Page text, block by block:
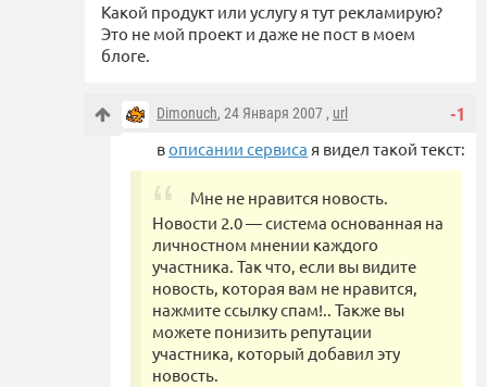
Какой продукт или услугу я тут рекламирую?
Это не мой проект и даже не пост в моем
блоге.
-1
Dimonuch, 24 Января 2007 , url
вописании сервиса я видел такой текст:
Мне не нравится новость.
Новости 2.0 — система основанная на
личностном мнении каждого
участника. Так что, если вы видите
новость, которая вам не нравится,
нажмите ссылку спам!.. Также вы
можете понизить репутации
участника, который добавил эту
новость.